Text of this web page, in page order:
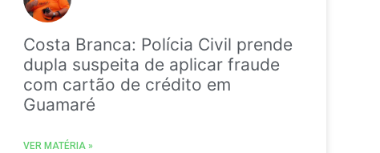
Costa Branca: Polícia Civil prende
dupla suspeita de aplicar fraude
com cartão de crédito em
Guamaré
VER MATÉRIA »